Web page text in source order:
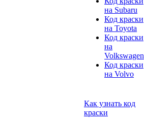
на Subaru
Код краски
на Toyota
Код краски
на
Volkswagen
Код краски
на Volvo
Как узнать код
краски